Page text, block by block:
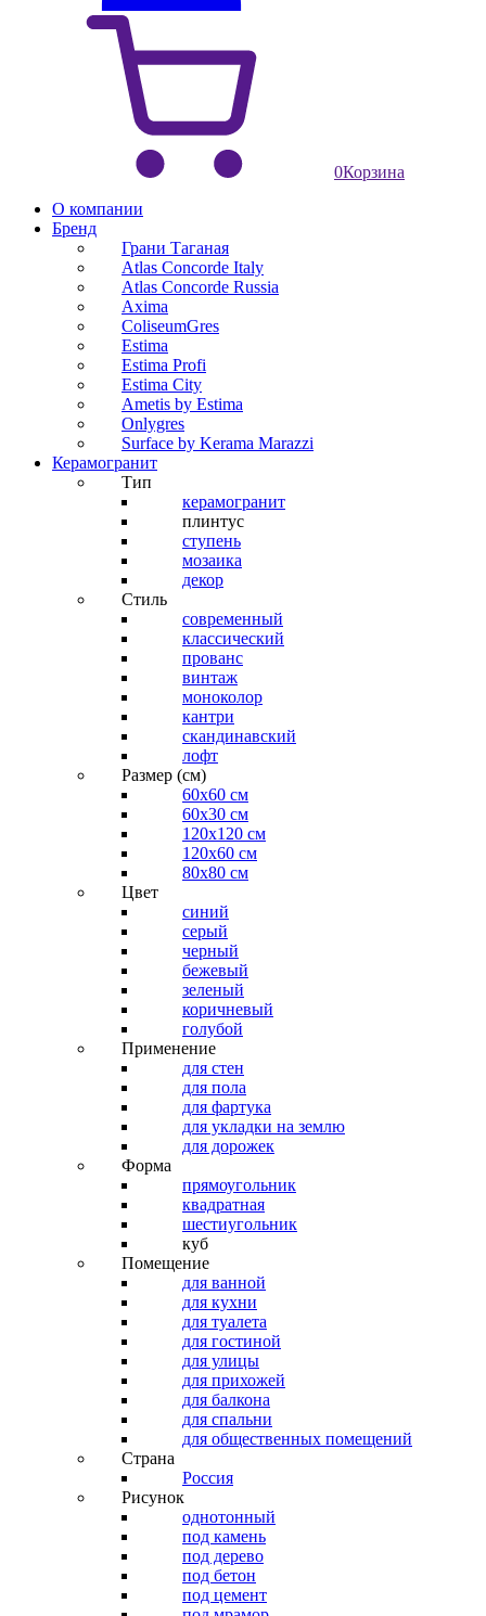
0Корзина
О компании
Бренд
Грани Таганая
Atlas Concorde Italy
Atlas Concorde Russia
Axima
ColiseumGres
Estima
Estima Profi
Estima City
Ametis by Estima
Onlygres
Surface by Kerama Marazzi
Керамогранит
Тип
керамогранит
плинтус
ступень
мозаика
декор
Стиль
современный
классический
прованс
винтаж
моноколор
кантри
скандинавский
лофт
Размер (см)
60х60 см
60x30 см
120x120 см
120x60 см
80x80 см
Цвет
синий
серый
черный
бежевый
зеленый
коричневый
голубой
Применение
для стен
для пола
для фартука
для укладки на землю
для дорожек
Форма
прямоугольник
квадратная
шестиугольник
куб
Помещение
для ванной
для кухни
для туалета
для гостиной
для улицы
для прихожей
для балкона
для спальни
для общественных помещений
Страна
Россия
Рисунок
однотонный
под камень
под дерево
под бетон
под цемент